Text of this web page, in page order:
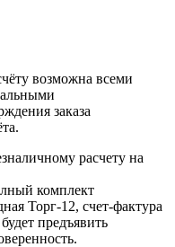
возможна всеми
заказа
расчету на
комплект
Торг-12, счет-фактура
предъявить